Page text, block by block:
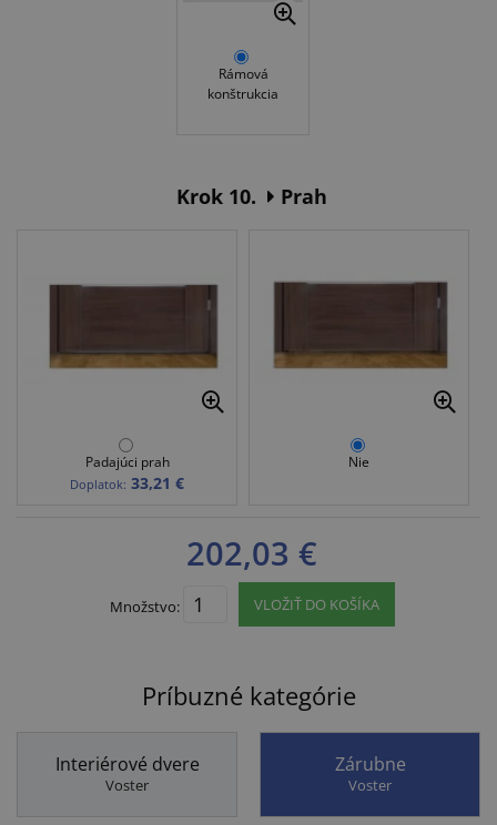
Rámová
konštrukcia
Krok 10. Prah
Padajúci prah
Doplatok: 33,21 €
Nie
202,03 €
Množstvo: VLOŽIŤ DO KOŠÍKA
Príbuzné kategórie
Interiérové dvere
Voster
Zárubne
Voster